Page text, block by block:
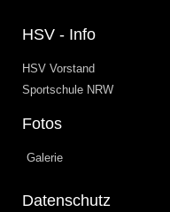
HSV - Info
HSV Vorstand
Sportschule NRW
Fotos
Galerie
Datenschutz